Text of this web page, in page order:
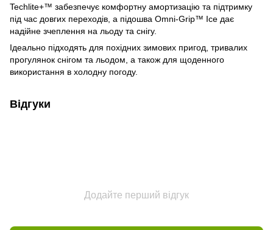
Techlite+™ забезпечує комфортну амортизацію та підтримку
під час довгих переходів, а підошва Omni-Grip™ Ice дає
надійне зчеплення на льоду та снігу.
Ідеально підходять для похідних зимових пригод, тривалих
прогулянок снігом та льодом, а також для щоденного
використання в холодну погоду.
Відгуки
Додайте перший відгук